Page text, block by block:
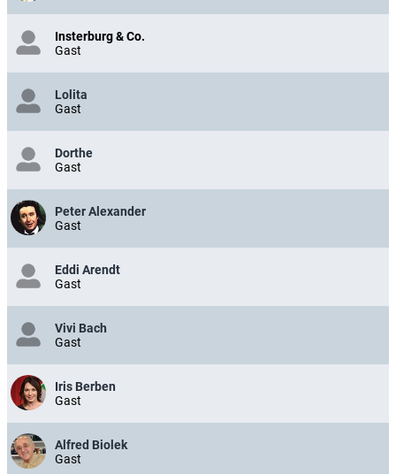
Insterburg & Co.
Gast
Lolita
Gast
Dorthe
Gast
Peter Alexander
Gast
Eddi Arendt
Gast
Vivi Bach
Gast
Iris Berben
Gast
Alfred Biolek
Gast